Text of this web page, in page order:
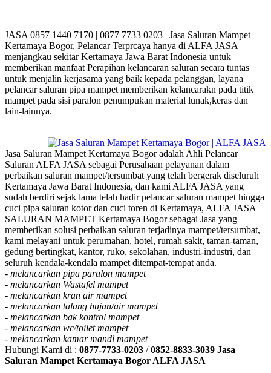
JASA 0857 1440 7170 | 0877 7733 0203 | Jasa Saluran Mampet
Kertamaya Bogor, Pelancar Terprcaya hanya di ALFA JASA
menjangkau sekitar Kertamaya Jawa Barat Indonesia untuk
memberikan manfaat Perapihan kelancaran saluran secara tuntas
untuk menjalin kerjasama yang baik kepada pelanggan, layana
pelancar saluran pipa mampet memberikan kelancarakn pada titik
mampet pada sisi paralon penumpukan material lunak,keras dan
lain-lainnya.
Jasa Saluran Mampet Kertamaya Bogor adalah Ahli Pelancar
Saluran ALFA JASA sebagai Perusahaan pelayanan dalam
perbaikan saluran mampet/tersumbat yang telah bergerak diseluruh
Kertamaya Jawa Barat Indonesia, dan kami ALFA JASA yang
sudah berdiri sejak lama telah hadir pelancar saluran mampet hingga
cuci pipa saluran kotor dan cuci toren di Kertamaya, ALFA JASA
SALURAN MAMPET Kertamaya Bogor sebagai Jasa yang
memberikan solusi perbaikan saluran terjadinya mampet/tersumbat,
kami melayani untuk perumahan, hotel, rumah sakit, taman-taman,
gedung bertingkat, kantor, ruko, sekolahan, industri-industri, dan
seluruh kendala-kendala mampet ditempat-tempat anda.
- melancarkan pipa paralon mampet
- melancarkan Wastafel mampet
- melancarkan kran air mampet
- melancarkan talang hujan/air mampet
- melancarkan bak kontrol mampet
- melancarkan wc/toilet mampet
- melancarkan kamar mandi mampet
Hubungi Kami di : 0877-7733-0203 /0852-8833-3039 Jasa
Saluran Mampet Kertamaya Bogor ALFA JASA